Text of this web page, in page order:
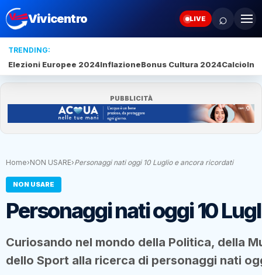
Vivicentro LIVE ⌕
TRENDING:
Elezioni Europee 2024InflazioneBonus Cultura 2024Calcio
PUBBLICITÀ
Home›NON USARE›Personaggi nati oggi 10 Luglio e ancora ricordati
NON USARE
Personaggi nati oggi 10
Curiosando nel mondo della Politica, della
dello Sport alla ricerca di personaggi nati